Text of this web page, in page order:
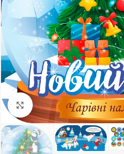
Клацніть, щоб збільшити